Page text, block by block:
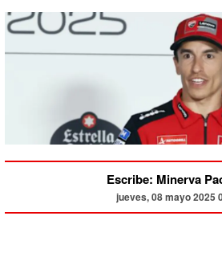
Escribe: Minerva
jueves, 08 mayo 2025